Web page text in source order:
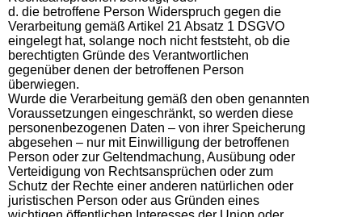
d. die betroffene Person Widerspruch gegen die
Verarbeitung gemäß Artikel 21 Absatz 1 DSGVO
eingelegt hat, solange noch nicht feststeht, ob die
berechtigten Gründe des Verantwortlichen
gegenüber denen der betroffenen Person
überwiegen.
Wurde die Verarbeitung gemäß den oben genannten
Voraussetzungen eingeschränkt, so werden diese
personenbezogenen Daten – von ihrer Speicherung
abgesehen – nur mit Einwilligung der betroffenen
Person oder zur Geltendmachung, Ausübung oder
Verteidigung von Rechtsansprüchen oder zum
Schutz der Rechte einer anderen natürlichen oder
juristischen Person oder aus Gründen eines